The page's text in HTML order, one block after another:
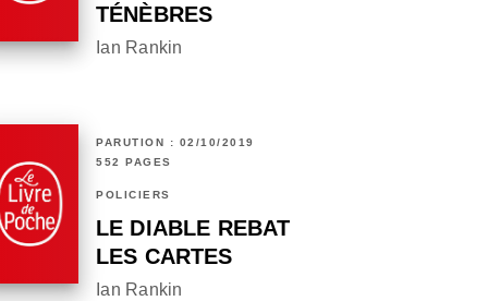
TÉNÈBRES
Ian Rankin
PARUTION : 02/10/2019
552 PAGES
POLICIERS
LE DIABLE REBAT
LES CARTES
Ian Rankin